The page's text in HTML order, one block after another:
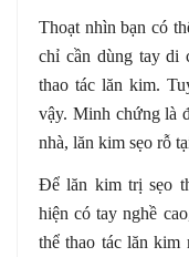
Thoạt nhìn bạn có
chỉ cần dùng tay di
thao tác lăn kim.
vậy. Minh chứng là
nhà, lăn kim sẹo rỗ
Để lăn kim trị sẹo
hiện có tay nghề
thể thao tác lăn kim